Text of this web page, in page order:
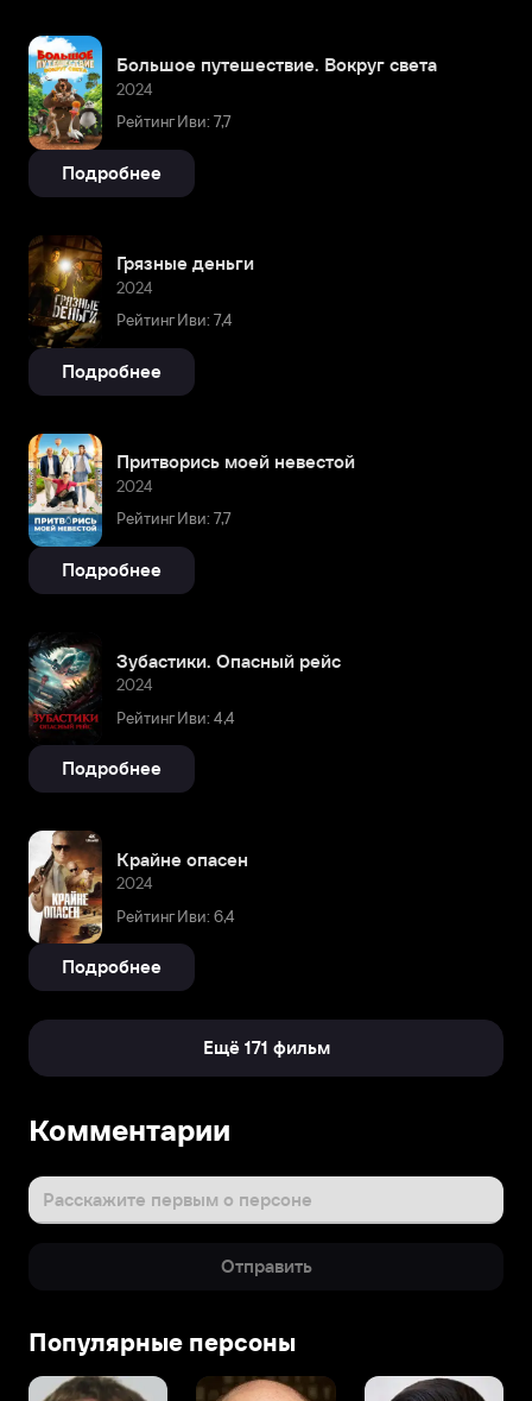
Большое путешествие. Вокруг света
2024
Рейтинг Иви: 7,7
Подробнее
Грязные деньги
2024
Рейтинг Иви: 7,4
Подробнее
Притворись моей невестой
2024
Рейтинг Иви: 7,7
Подробнее
Зубастики. Опасный рейс
2024
Рейтинг Иви: 4,4
Подробнее
Крайне опасен
2024
Рейтинг Иви: 6,4
Подробнее
Ещё 171 фильм
Комментарии
Расскажите первым о персоне
Отправить
Популярные персоны